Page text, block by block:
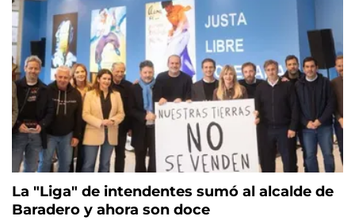
La "Liga" de intendentes sumó al alcalde de
Baradero y ahora son doce